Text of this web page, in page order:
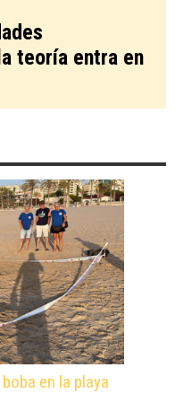
teoría entra en
en la playa